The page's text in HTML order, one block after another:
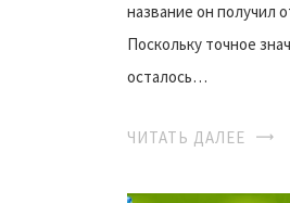
название он получил
Поскольку точное
осталось…
ЧИТАТЬ ДАЛЕЕ